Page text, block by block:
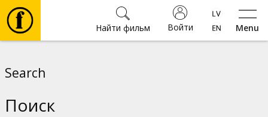
Menu
Войти
Найти фильм
Search
Поиск